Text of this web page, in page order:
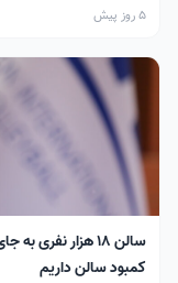
5 روز پیش
کمبود سالن داریم